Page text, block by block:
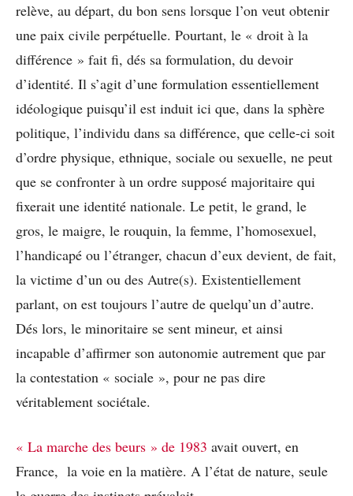
relève, au départ, du bon sens lorsque l’on veut obtenir
une paix civile perpétuelle. Pourtant, le « droit à la
différence » fait fi, dés sa formulation, du devoir
d’identité. Il s’agit d’une formulation essentiellement
idéologique puisqu’il est induit ici que, dans la sphère
politique, l’individu dans sa différence, que celle-ci soit
d’ordre physique, ethnique, sociale ou sexuelle, ne peut
que se confronter à un ordre supposé majoritaire qui
fixerait une identité nationale. Le petit, le grand, le
gros, le maigre, le rouquin, la femme, l’homosexuel,
l’handicapé ou l’étranger, chacun d’eux devient, de fait,
la victime d’un ou des Autre(s). Existentiellement
parlant, on est toujours l’autre de quelqu’un d’autre.
Dés lors, le minoritaire se sent mineur, et ainsi
incapable d’affirmer son autonomie autrement que par
la contestation « sociale », pour ne pas dire
véritablement sociétale.
« La marche des beurs » de 1983 avait ouvert, en
France, la voie en la matière. A l’état de nature, seule